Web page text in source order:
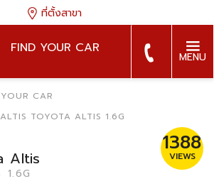
ที่ตั้งสาขา
FIND YOUR CAR
MENU
CAR
TOYOTA ALTIS 1.6G
Altis
1.6G
1388
VIEWS